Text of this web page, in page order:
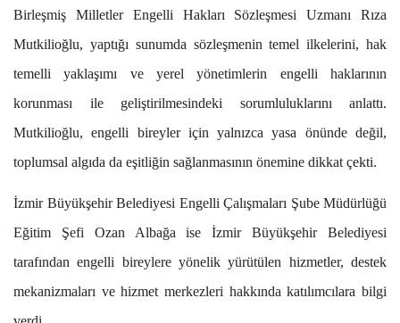
Birleşmiş Milletler Engelli Hakları Sözleşmesi Uzmanı Rıza
Mutkilioğlu, yaptığı sunumda sözleşmenin temel ilkelerini, hak
temelli yaklaşımı ve yerel yönetimlerin engelli haklarının
korunması ile geliştirilmesindeki sorumluluklarını anlattı.
Mutkilioğlu, engelli bireyler için yalnızca yasa önünde değil,
toplumsal algıda da eşitliğin sağlanmasının önemine dikkat çekti.
İzmir Büyükşehir Belediyesi Engelli Çalışmaları Şube Müdürlüğü
Eğitim Şefi Ozan Albağa ise İzmir Büyükşehir Belediyesi
tarafından engelli bireylere yönelik yürütülen hizmetler, destek
mekanizmaları ve hizmet merkezleri hakkında katılımcılara bilgi